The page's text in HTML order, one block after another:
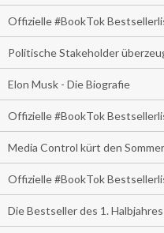
Offizielle #BookTok
Politische Stakeholder
Elon Musk - Die Biografie
Offizielle #BookTok
Media Control kürt den
Offizielle #BookTok
Die Bestseller des 1.